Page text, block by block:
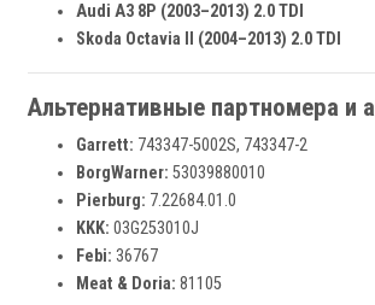
Audi A3 8P (2003–2013) 2.0 TDI
Skoda Octavia II (2004–2013) 2.0 TDI
Альтернативные партномера и
Garrett: 743347-5002S, 743347-2
BorgWarner: 53039880010
Pierburg: 7.22684.01.0
KKK: 03G253010J
Febi: 36767
Meat & Doria: 81105